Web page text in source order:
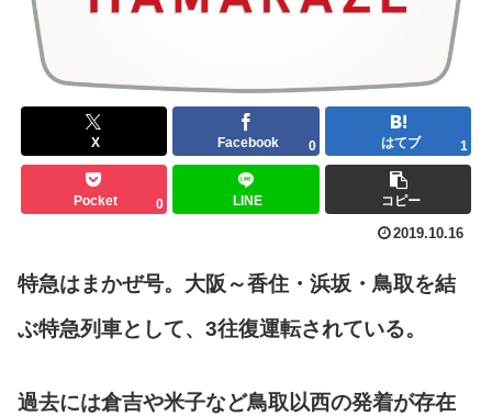
X Facebook 0 はてブ 1
Pocket 0 LINE コピー
2019.10.16
特急はまかぜ号。大阪～香住・浜坂・鳥取を結
ぶ特急列車として、3往復運転されている。
過去には倉吉や米子など鳥取以西の発着が存在